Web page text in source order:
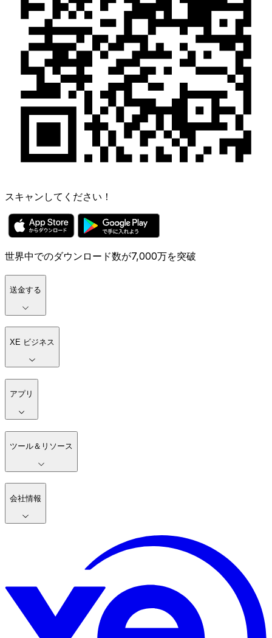
スキャンしてください！
世界中でのダウンロード数が7,000万を突破
送金する
XE ビジネス
アプリ
ツール＆リソース
会社情報